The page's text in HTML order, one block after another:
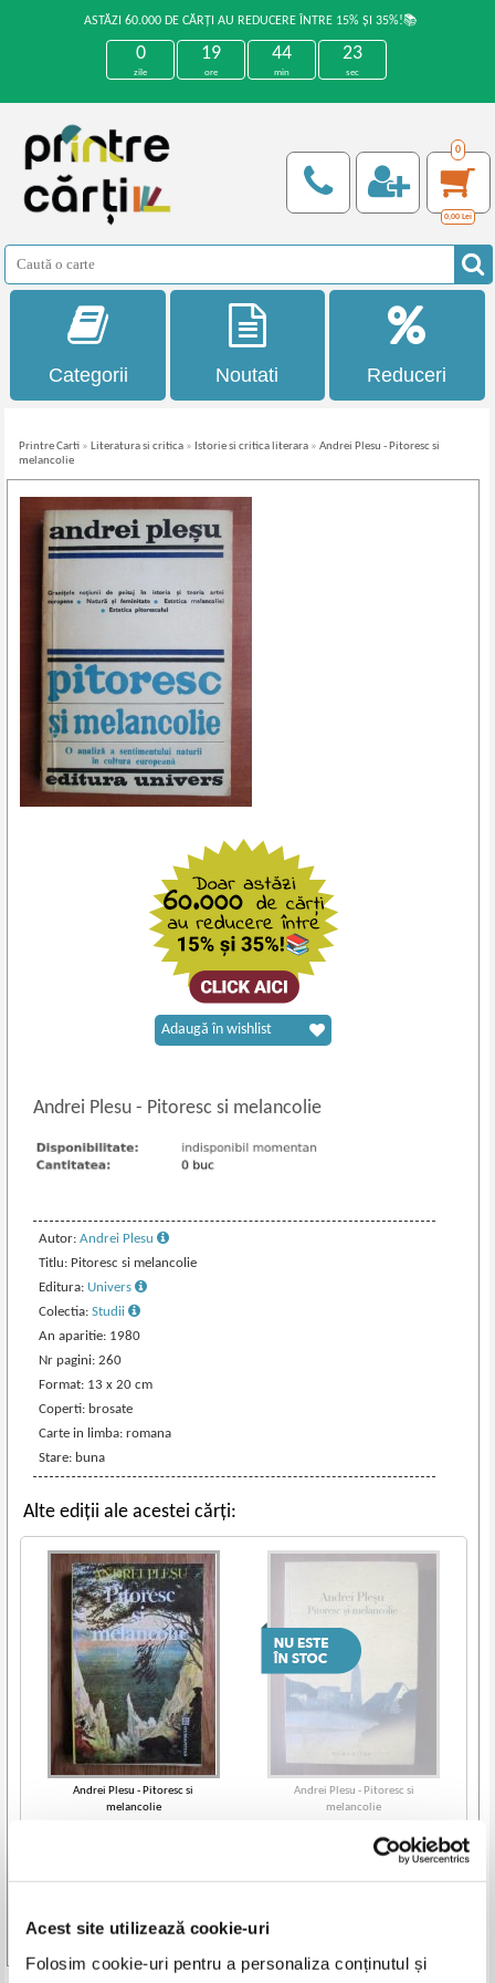
Acest site utilizează cookie-uri
Folosim cookie-uri pentru a personaliza conținutul și
ASTĂZI 60.000 DE CĂRȚI AU REDUCERE ÎNTRE 15% ȘI 35%!📚
0
zile
19
ore
44
min
23
sec
0
0,00 Lei
Categorii Noutati Reduceri
Printre Carti » Literatura si critica » Istorie si critica literara »Andrei Plesu - Pitoresc si
melancolie
Andrei Plesu- Pitoresc si melancolie
Autor:Andrei Plesu
Titlu: Pitoresc si melancolie
Editura: Univers
Colectia:Studii
An aparitie: 1980
Nr pagini: 260
Format: 13 x 20 cm
Coperti: brosate
Carte in limba: romana
Stare: buna
Adaugă în wishlist
Alte ediții ale acestei cărți:
Andrei Plesu - Pitoresc si
melancolie
Andrei Plesu - Pitoresc si
melancolie